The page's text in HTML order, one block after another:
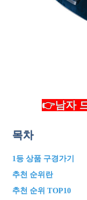
👉남자
목차
1등 상품 구경가기
추천 순위란
추천 순위 TOP10